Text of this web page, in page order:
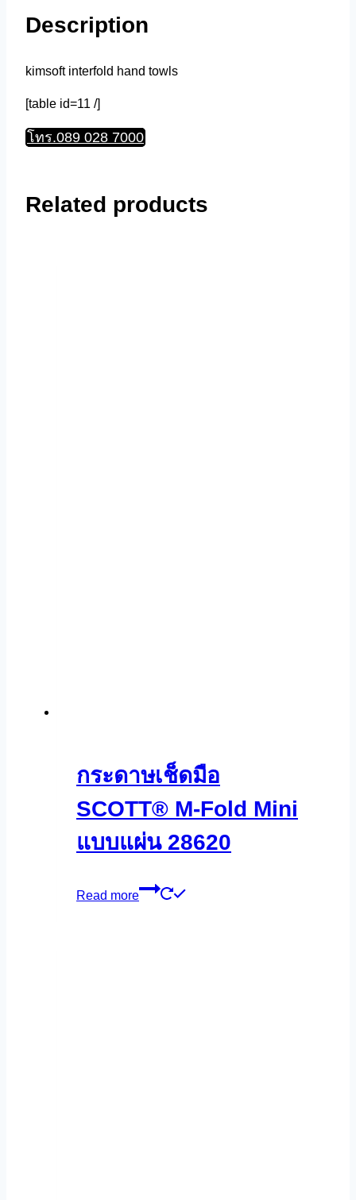
Description
kimsoft interfold hand towls
[table id=11 /]
โทร.089 028 7000
Related products
กระดาษเช็ดมือ
SCOTT® M-Fold Mini
แบบแผ่น 28620
Read more